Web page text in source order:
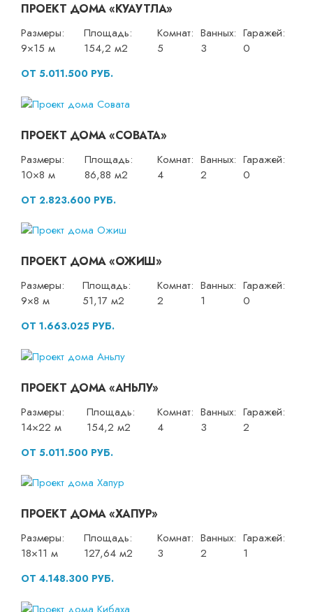
ПРОЕКТ ДОМА «КУАУТЛА»
Размеры:
9×15 м
Площадь:
154,2 м2
Комнат:
5
Ванных:
3
Гаражей:
0
ОТ 5.011.500 РУБ.
ПРОЕКТ ДОМА «СОВАТА»
Размеры:
10×8 м
Площадь:
86,88 м2
Комнат:
4
Ванных:
2
Гаражей:
0
ОТ 2.823.600 РУБ.
ПРОЕКТ ДОМА «ОЖИШ»
Размеры:
9×8 м
Площадь:
51,17 м2
Комнат:
2
Ванных:
1
Гаражей:
0
ОТ 1.663.025 РУБ.
ПРОЕКТ ДОМА «АНЬЛУ»
Размеры:
14×22 м
Площадь:
154,2 м2
Комнат:
4
Ванных:
3
Гаражей:
2
ОТ 5.011.500 РУБ.
ПРОЕКТ ДОМА «ХАПУР»
Размеры:
18×11 м
Площадь:
127,64 м2
Комнат:
3
Ванных:
2
Гаражей:
1
ОТ 4.148.300 РУБ.